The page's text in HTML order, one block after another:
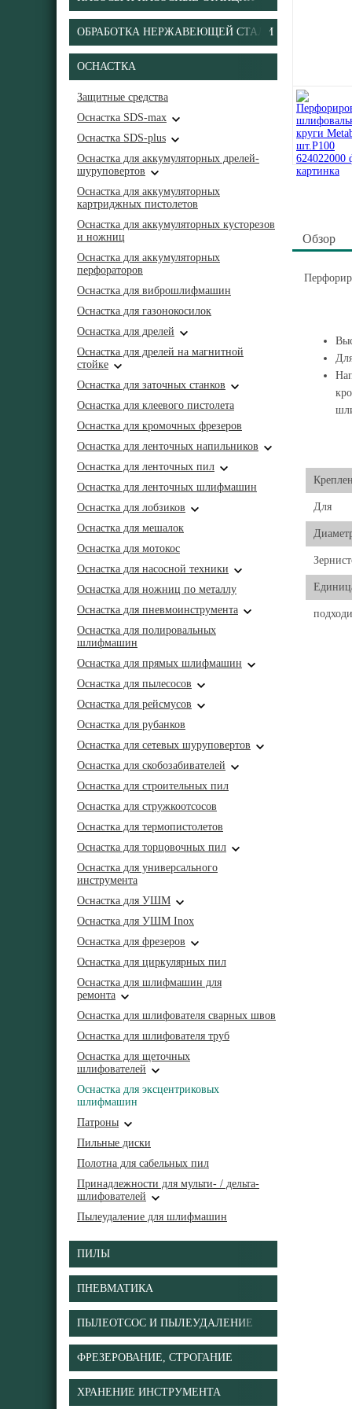
ОБРАБОТКА НЕРЖАВЕЮЩЕЙ СТАЛИ
ОСНАСТКА
Защитные средства
Оснастка SDS-max
Оснастка SDS-plus
Оснастка для аккумуляторных дрелей-
шуруповертов
Оснастка для аккумуляторных
картриджных пистолетов
Оснастка для аккумуляторных кусторезов
и ножниц
Оснастка для аккумуляторных
перфораторов
Оснастка для виброшлифмашин
Оснастка для газонокосилок
Оснастка для дрелей
Оснастка для дрелей на магнитной
стойке
Оснастка для заточных станков
Оснастка для клеевого пистолета
Оснастка для кромочных фрезеров
Оснастка для ленточных напильников
Оснастка для ленточных пил
Оснастка для ленточных шлифмашин
Оснастка для лобзиков
Оснастка для мешалок
Оснастка для мотокос
Оснастка для насосной техники
Оснастка для ножниц по металлу
Оснастка для пневмоинструмента
Оснастка для полировальных
шлифмашин
Оснастка для прямых шлифмашин
Оснастка для пылесосов
Оснастка для рейсмусов
Оснастка для рубанков
Оснастка для сетевых шуруповертов
Оснастка для скобозабивателей
Оснастка для строительных пил
Оснастка для стружкоотсосов
Оснастка для термопистолетов
Оснастка для торцовочных пил
Оснастка для универсального
инструмента
Оснастка для УШМ
Оснастка для УШМ Inox
Оснастка для фрезеров
Оснастка для циркулярных пил
Оснастка для шлифмашин для
ремонта
Оснастка для шлифователя сварных швов
Оснастка для шлифователя труб
Оснастка для щеточных
шлифователей
Оснастка для эксцентриковых
шлифмашин
Патроны
Пильные диски
Полотна для сабельных пил
Принадлежности для мульти- / дельта-
шлифователей
Пылеудаление для шлифмашин
ПИЛЫ
ПНЕВМАТИКА
ПЫЛЕОТСОС И ПЫЛЕУДАЛЕНИЕ
ФРЕЗЕРОВАНИЕ, СТРОГАНИЕ
ХРАНЕНИЕ ИНСТРУМЕНТА
Обзор
Для